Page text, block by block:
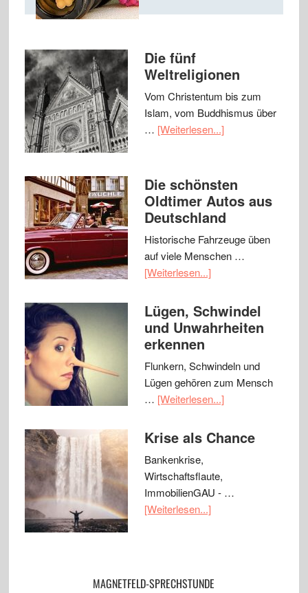
Die fünf
Weltreligionen
Vom Christentum bis zum
Islam, vom Buddhismus über
… [Weiterlesen...]
Die schönsten
Oldtimer Autos aus
Deutschland
Historische Fahrzeuge üben
auf viele Menschen …
[Weiterlesen...]
Lügen, Schwindel
und Unwahrheiten
erkennen
Flunkern, Schwindeln und
Lügen gehören zum Mensch
… [Weiterlesen...]
Krise als Chance
Bankenkrise,
Wirtschaftsflaute,
ImmobilienGAU - …
[Weiterlesen...]
MAGNETFELD-SPRECHSTUNDE